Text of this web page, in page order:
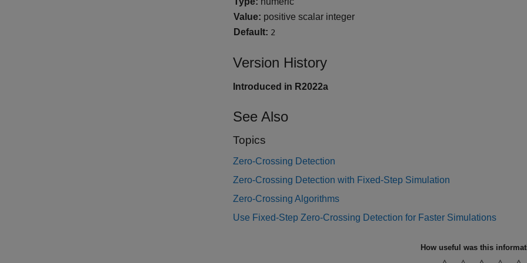
Value: positive scalar integer
Default: 2
Version History
Introduced in R2022a
See Also
Topics
Zero-Crossing Detection
Zero-Crossing Detection with Fixed-Step Simulation
Zero-Crossing Algorithms
Use Fixed-Step Zero-Crossing Detection for Faster Simulations
How useful was this